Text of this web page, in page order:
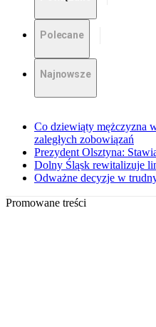
Polecane
Najnowsze
Co dziewiąty mężczyzna
zaległych zobowiązań
Prezydent Olsztyna:
Dolny Śląsk rewitalizuje
Odważne decyzje w
Promowane treści